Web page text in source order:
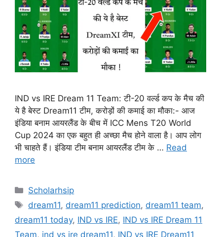
IND vs IRE Dream 11 Team: टी-20 वर्ल्ड कप के मैच की
ये है बेस्ट Dream11 टीम, करोड़ों की कमाई का मौका:- आज
इंडिया बनाम आयरलैंड के बीच में ICC Mens T20 World
Cup 2024 का एक बहुत ही अच्छा मैच होने वाला है। आप लोग
भी चाहते हैं। इंडिया टीम बनाम आयरलैंड टीम के … Read
more
Categories
Scholarhsip
Tags
dream11, dream11 prediction, dream11 team,
dream11 today, IND vs IRE, IND vs IRE Dream 11
Team, ind vs ire dream11, IND vs IRE Dream11